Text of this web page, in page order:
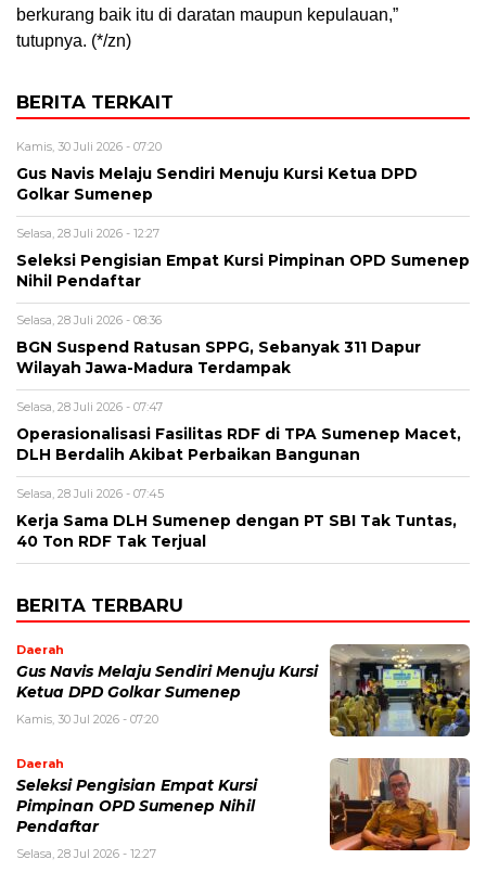
berkurang baik itu di daratan maupun kepulauan,”
tutupnya. (*/zn)
BERITA TERKAIT
Kamis, 30 Juli 2026 - 07:20
Gus Navis Melaju Sendiri Menuju Kursi Ketua DPD
Golkar Sumenep
Selasa, 28 Juli 2026 - 12:27
Seleksi Pengisian Empat Kursi Pimpinan OPD Sumenep
Nihil Pendaftar
Selasa, 28 Juli 2026 - 08:36
BGN Suspend Ratusan SPPG, Sebanyak 311 Dapur
Wilayah Jawa-Madura Terdampak
Selasa, 28 Juli 2026 - 07:47
Operasionalisasi Fasilitas RDF di TPA Sumenep Macet,
DLH Berdalih Akibat Perbaikan Bangunan
Selasa, 28 Juli 2026 - 07:45
Kerja Sama DLH Sumenep dengan PT SBI Tak Tuntas,
40 Ton RDF Tak Terjual
BERITA TERBARU
Daerah
Gus Navis Melaju Sendiri Menuju Kursi
Ketua DPD Golkar Sumenep
Kamis, 30 Jul 2026 - 07:20
Daerah
Seleksi Pengisian Empat Kursi
Pimpinan OPD Sumenep Nihil
Pendaftar
Selasa, 28 Jul 2026 - 12:27